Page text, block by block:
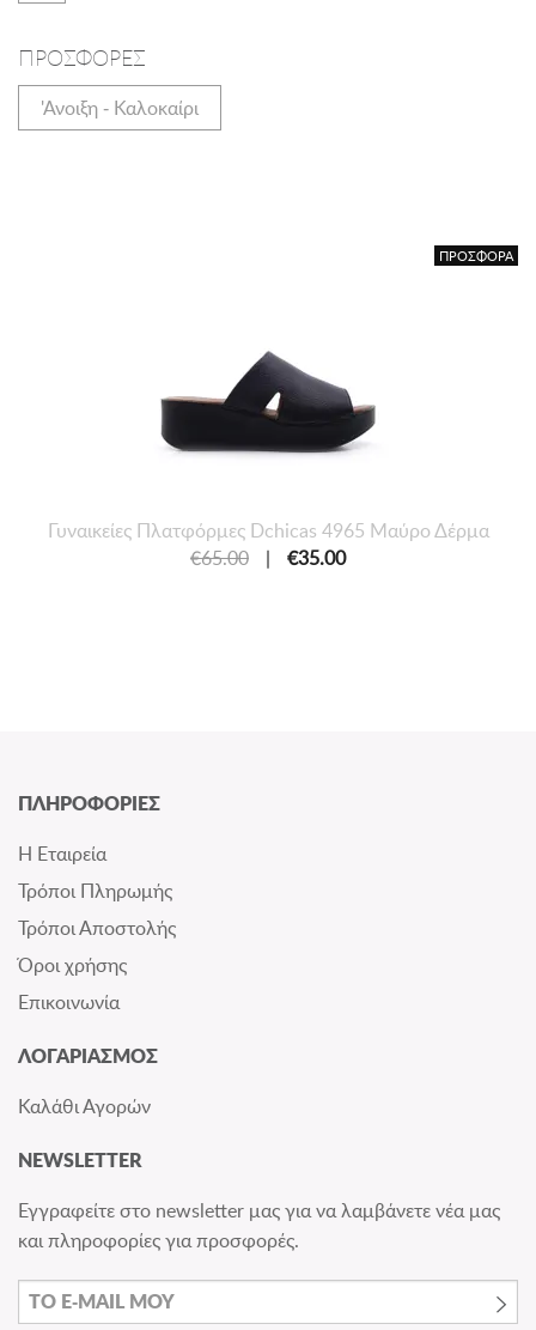
ΠΡΟΣΦΟΡΕΣ
'Ανοιξη - Καλοκαίρι
ΠΡΟΣΦΟΡΑ
Γυναικείες Πλατφόρμες Dchicas 4965 Μαύρο Δέρμα
€65.00
| €35.00
ΠΛΗΡΟΦΟΡΙΕΣ
Η Εταιρεία
Τρόποι Πληρωμής
Τρόποι Αποστολής
Όροι χρήσης
Επικοινωνία
ΛΟΓΑΡΙΑΣΜΟΣ
Καλάθι Αγορών
NEWSLETTER
Εγγραφείτε στο newsletter μας για να λαμβάνετε νέα μας
και πληροφορίες για προσφορές.